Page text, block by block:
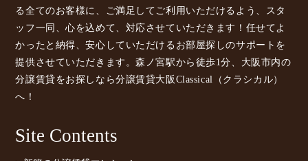
る全てのお客様に、ご満足してご利用いただけるよう、スタ
ッフ一同、心を込めて、対応させていただきます！任せてよ
かったと納得、安心していただけるお部屋探しのサポートを
提供させていただきます。森ノ宮駅から徒歩1分、大阪市内の
分譲賃貸をお探しなら分譲賃貸大阪Classical（クラシカル）
へ！
Site Contents